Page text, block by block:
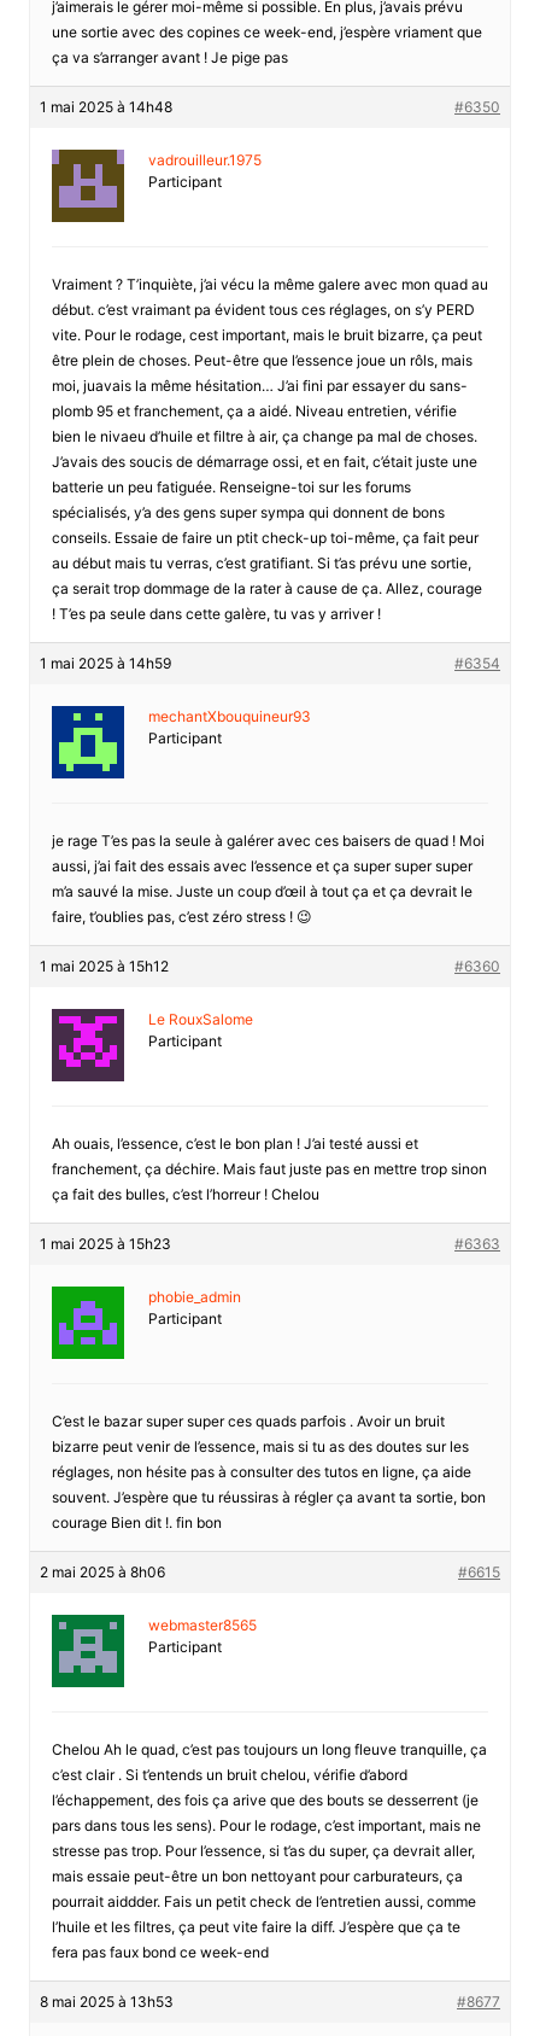
j’aimerais le gérer moi-même si possible. En plus, j’avais prévu
une sortie avec des copines ce week-end, j’espère vriament que
ça va s’arranger avant ! Je pige pas
1 mai 2025 à 14h48 #6350
vadrouilleur.1975
Participant
Vraiment ? T’inquiète, j’ai vécu la même galere avec mon quad au
début. c’est vraimant pa évident tous ces réglages, on s’y PERD
vite. Pour le rodage, cest important, mais le bruit bizarre, ça peut
être plein de choses. Peut-être que l’essence joue un rôls, mais
moi, juavais la même hésitation… J’ai fini par essayer du sans-
plomb 95 et franchement, ça a aidé. Niveau entretien, vérifie
bien le nivaeu d’huile et filtre à air, ça change pa mal de choses.
J’avais des soucis de démarrage ossi, et en fait, c’était juste une
batterie un peu fatiguée. Renseigne-toi sur les forums
spécialisés, y’a des gens super sympa qui donnent de bons
conseils. Essaie de faire un ptit check-up toi-même, ça fait peur
au début mais tu verras, c’est gratifiant. Si t’as prévu une sortie,
ça serait trop dommage de la rater à cause de ça. Allez, courage
! T’es pa seule dans cette galère, tu vas y arriver !
1 mai 2025 à 14h59 #6354
mechantXbouquineur93
Participant
je rage T’es pas la seule à galérer avec ces baisers de quad ! Moi
aussi, j’ai fait des essais avec l’essence et ça super super super
m’a sauvé la mise. Juste un coup d’œil à tout ça et ça devrait le
faire, t’oublies pas, c’est zéro stress ! 😉
1 mai 2025 à 15h12 #6360
Le RouxSalome
Participant
Ah ouais, l’essence, c’est le bon plan ! J’ai testé aussi et
franchement, ça déchire. Mais faut juste pas en mettre trop sinon
ça fait des bulles, c’est l’horreur ! Chelou
1 mai 2025 à 15h23 #6363
phobie_admin
Participant
C’est le bazar super super ces quads parfois . Avoir un bruit
bizarre peut venir de l’essence, mais si tu as des doutes sur les
réglages, non hésite pas à consulter des tutos en ligne, ça aide
souvent. J’espère que tu réussiras à régler ça avant ta sortie, bon
courage Bien dit !. fin bon
2 mai 2025 à 8h06 #6615
webmaster8565
Participant
Chelou Ah le quad, c’est pas toujours un long fleuve tranquille, ça
c’est clair . Si t’entends un bruit chelou, vérifie d’abord
l’échappement, des fois ça arive que des bouts se desserrent (je
pars dans tous les sens). Pour le rodage, c’est important, mais ne
stresse pas trop. Pour l’essence, si t’as du super, ça devrait aller,
mais essaie peut-être un bon nettoyant pour carburateurs, ça
pourrait aiddder. Fais un petit check de l’entretien aussi, comme
l’huile et les filtres, ça peut vite faire la diff. J’espère que ça te
fera pas faux bond ce week-end
8 mai 2025 à 13h53 #8677